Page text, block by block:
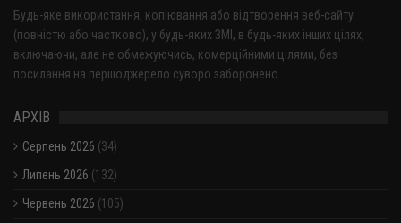
Будь-яке використання, копіювання або відтворення веб-сайту
(повністю або частково), у будь-яких ЗМІ, в будь-яких інших цілях,
включаючи, але не обмежуючись, комерційними цілями, без
посилання на першоджерело суворо заборонено.
АРХІВ
Серпень 2026 (34)
Липень 2026 (132)
Червень 2026 (105)